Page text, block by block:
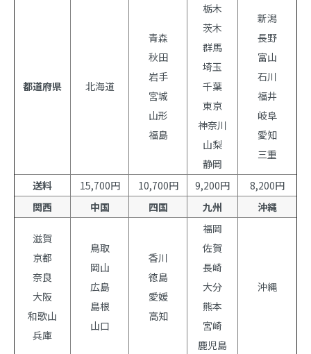
都道府県 北海道
青森
秋田
岩手
宮城
山形
福島
栃木
茨木
群馬
埼玉
千葉
東京
神奈川
山梨
静岡
新潟
長野
富山
石川
福井
岐阜
愛知
三重
送料 15,700円 10,700円 9,200円
8,200円
関西
中国 四国 九州 沖縄
滋賀
京都
奈良
大阪
和歌山
兵庫
鳥取
岡山
広島
島根
山口
香川
徳島
愛媛
高知
福岡
佐賀
長崎
大分
熊本
宮崎
鹿児島
沖縄